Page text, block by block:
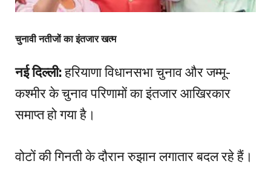
चुनावी नतीजों का इंतजार खत्म
नई दिल्ली:हरियाणा विधानसभा चुनाव और जम्मू-
कश्मीर के चुनाव परिणामों का इंतजार आखिरकार
समाप्त हो गया है।
वोटों की गिनती के दौरान रुझान लगातार बदल रहे हैं।